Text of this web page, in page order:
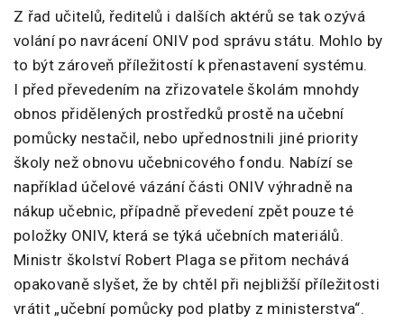
Z řad učitelů, ředitelů i dalších aktérů se tak ozývá
volání po navrácení ONIV pod správu státu. Mohlo by
to být zároveň příležitostí k přenastavení systému.
I před převedením na zřizovatele školám mnohdy
obnos přidělených prostředků prostě na učební
pomůcky nestačil, nebo upřednostnili jiné priority
školy než obnovu učebnicového fondu. Nabízí se
například účelové vázání části ONIV výhradně na
nákup učebnic, případně převedení zpět pouze té
položky ONIV, která se týká učebních materiálů.
Ministr školství Robert Plaga se přitom nechává
opakovaně slyšet, že by chtěl při nejbližší příležitosti
vrátit „učební pomůcky pod platby z ministerstva“.